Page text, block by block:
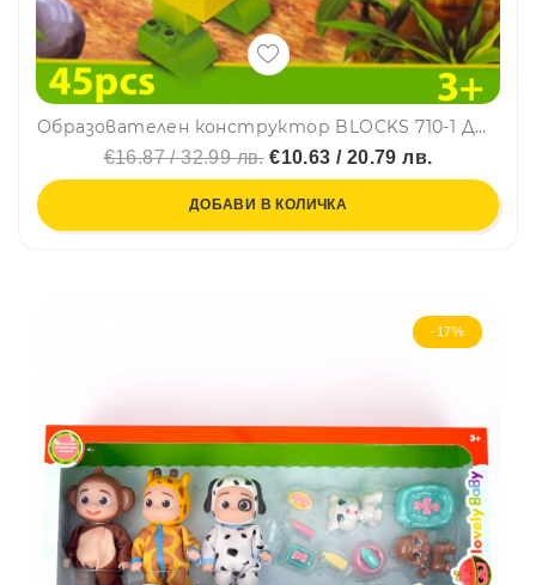
Образователен конструктор BLOCKS 710-1 ДИНОЗАВЪР🐲 - 45 части, 3+
€16.87 / 32.99 лв.€10.63 / 20.79 лв.
ДОБАВИ В КОЛИЧКА
-17%